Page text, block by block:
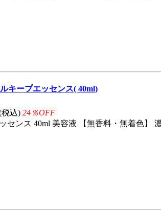
キープエッセンス( 40ml)
税込) 24％OFF
センス 40ml 美容液 【無香料・無着色】